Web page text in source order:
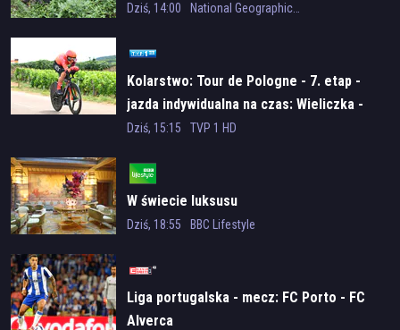
Dziś, 14:00
Kolarstwo: Tour de Pologne - 7. etap -
jazda indywidualna na czas: Wieliczka -
Wieliczka
Dziś, 15:15 TVP 1 HD
W świecie luksusu
Dziś, 18:55 BBC Lifestyle
Liga portugalska - mecz: FC Porto - FC
Alverca